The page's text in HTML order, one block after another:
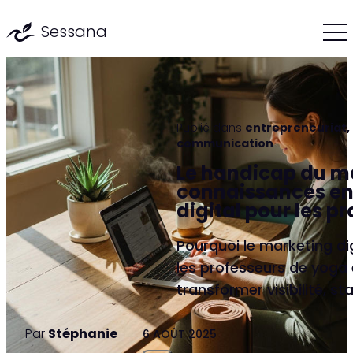
Sessana
Publié dans entrepreneuriat,
communication
Le handicap du
connaissances
digital pour les
Pourquoi le marketing
les professeurs de
transformer visibilité,
ParStéphanie 6 AOÛT 2025